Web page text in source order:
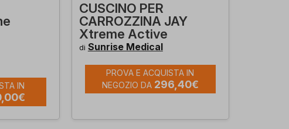
IN
CUSCINO PER
CARROZZINA JAY
Xtreme Active
di Sunrise Medical
PROVA E ACQUISTA IN
NEGOZIO DA 296,40€